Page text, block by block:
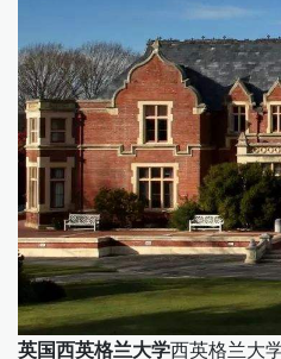
英国西英格兰大学西英格兰大